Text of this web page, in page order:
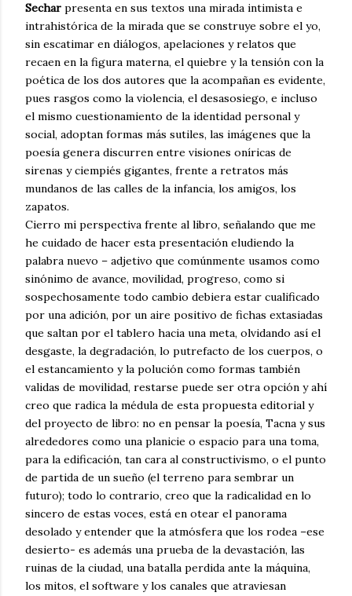
Sechar presenta en sus textos una mirada intimista e
intrahistórica de la mirada que se construye sobre el yo,
sin escatimar en diálogos, apelaciones y relatos que
recaen en la figura materna, el quiebre y la tensión con la
poética de los dos autores que la acompañan es evidente,
pues rasgos como la violencia, el desasosiego, e incluso
el mismo cuestionamiento de la identidad personal y
social, adoptan formas más sutiles, las imágenes que la
poesía genera discurren entre visiones oníricas de
sirenas y ciempiés gigantes, frente a retratos más
mundanos de las calles de la infancia, los amigos, los
zapatos.
Cierro mi perspectiva frente al libro, señalando que me
he cuidado de hacer esta presentación eludiendo la
palabra nuevo – adjetivo que comúnmente usamos como
sinónimo de avance, movilidad, progreso, como si
sospechosamente todo cambio debiera estar cualificado
por una adición, por un aire positivo de fichas extasiadas
que saltan por el tablero hacia una meta, olvidando así el
desgaste, la degradación, lo putrefacto de los cuerpos, o
el estancamiento y la polución como formas también
validas de movilidad, restarse puede ser otra opción y ahí
creo que radica la médula de esta propuesta editorial y
del proyecto de libro: no en pensar la poesía, Tacna y sus
alrededores como una planicie o espacio para una toma,
para la edificación, tan cara al constructivismo, o el punto
de partida de un sueño (el terreno para sembrar un
futuro); todo lo contrario, creo que la radicalidad en lo
sincero de estas voces, está en otear el panorama
desolado y entender que la atmósfera que los rodea –ese
desierto- es además una prueba de la devastación, las
ruinas de la ciudad, una batalla perdida ante la máquina,
los mitos, el software y los canales que atraviesan